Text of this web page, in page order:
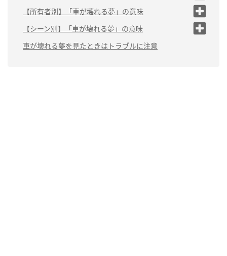
（1）仕事で失敗しやすくなる
（2）気力が低下している
（3）人間関係のトラブルが起
こる
【所有者別】「車が壊れる夢」の意味
（1）自分の車が壊れる夢は「メンタルが不安定」
（2）知らない人の車が壊れる夢は「仕事のプレッシ
ャー」
【シーン別】「車が壊れる夢」の意味
（1）壁に衝突して車が壊れる夢は「困難」
車が壊れる夢を見たときはトラブルに注意